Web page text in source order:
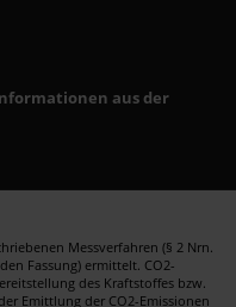
aus der
Messverfahren (§ 2 Nrn.
Fassung) ermittelt. CO2-
des Kraftstoffes bzw.
Emittlung der CO2-Emissionen